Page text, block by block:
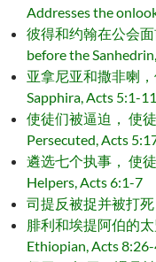
Addresses the
彼得和约翰在公会
before the
亚拿尼亚和撒非喇
Sapphira, Acts 5:1-11
使徒们被逼迫， 使
Persecuted, Acts
遴选七个执事， 使
Helpers, Acts 6:1-7
司提反被捉并被打死
腓利和埃提阿伯的
Ethiopian, Acts